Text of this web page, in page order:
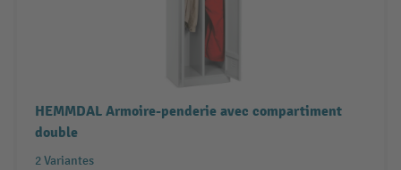
HEMMDAL Armoire-penderie avec compartiment
double
2 Variantes